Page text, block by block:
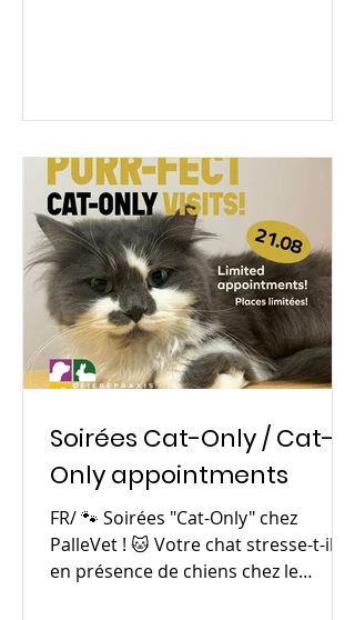
Soirées Cat-Only / Cat-
Only appointments
FR/ 🐾 Soirées "Cat-Only" chez
PalleVet ! 🐱 Votre chat stresse-t-il
en présence de chiens chez le